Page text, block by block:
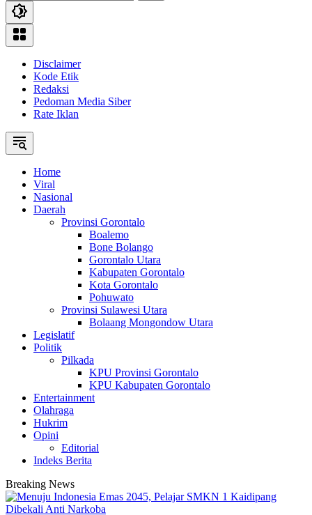
Disclaimer
Kode Etik
Redaksi
Pedoman Media Siber
Rate Iklan
Home
Viral
Nasional
Daerah
Provinsi Gorontalo
Boalemo
Bone Bolango
Gorontalo Utara
Kabupaten Gorontalo
Kota Gorontalo
Pohuwato
Provinsi Sulawesi Utara
Bolaang Mongondow Utara
Legislatif
Politik
Pilkada
KPU Provinsi Gorontalo
KPU Kabupaten Gorontalo
Entertainment
Olahraga
Hukrim
Opini
Editorial
Indeks Berita
Breaking News